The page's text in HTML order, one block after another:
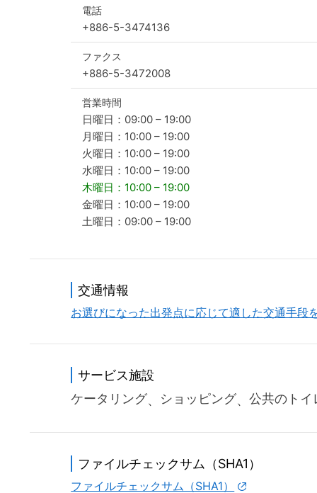
電話
+886-5-3474136
ファクス
+886-5-3472008
営業時間
日曜日：09:00 – 19:00
月曜日：10:00 – 19:00
火曜日：10:00 – 19:00
水曜日：10:00 – 19:00
木曜日：10:00 – 19:00
金曜日：10:00 – 19:00
土曜日：09:00 – 19:00
交通情報
お選びになった出発点に応じて適した交通手段
サービス施設
ケータリング
ショッピング 公共のトイ
ファイルチェックサム（SHA1）
ファイルチェックサム（SHA1）